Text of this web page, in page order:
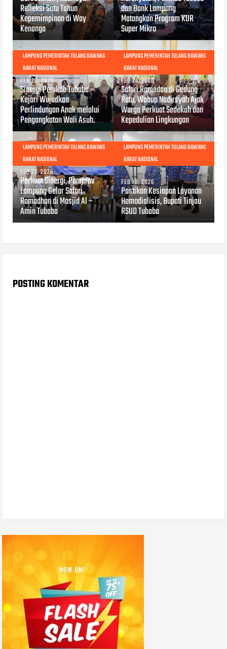
Refleksi Satu Tahun
Kepemimpinan di Way
Kenanga
dan Bank Lampung
Matangkan Program KUR
Super Mikro
LAMPUNG PEMERINTAH TULANG BAWANG
BARAT NASIONAL
FEB 26, 2026
Sinergi Pemkab Tubaba -
Kejari Wujudkan
Perlindungan Anak melalui
Pengangkatan Wali Asuh.
LAMPUNG PEMERINTAH TULANG BAWANG
BARAT NASIONAL
FEB 24, 2026
Safari Ramadan di Gedung
Ratu, Wabup Nadirsyah Ajak
Warga Perkuat Sedekah dan
Kepedulian Lingkungan
LAMPUNG PEMERINTAH TULANG BAWANG
BARAT NASIONAL
FEB 23, 2026
Perkuat Sinergi, Pemprov
Lampung Gelar Safari
Ramadhan di Masjid Al –
Amin Tubaba
LAMPUNG PEMERINTAH TULANG BAWANG
BARAT NASIONAL
FEB 18, 2026
Pastikan Kesiapan Layanan
Hemodialisis, Bupati Tinjau
RSUD Tubaba
POSTING KOMENTAR